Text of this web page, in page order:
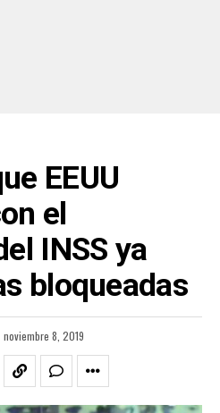
EEUU
el
INSS ya
bloqueadas
noviembre 8, 2019